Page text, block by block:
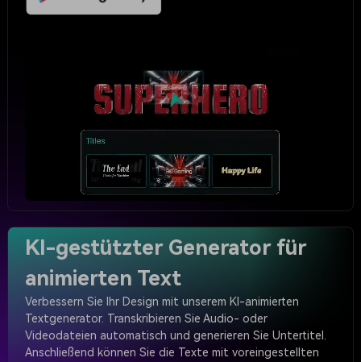
KI-gestützter Generator für
animierten Text
Verbessern Sie Ihr Design mit unserem KI-animierten
Textgenerator. Transkribieren Sie Audio- oder
Videodateien automatisch und generieren Sie Untertitel.
Anschließend können Sie die Texte mit voreingestellten